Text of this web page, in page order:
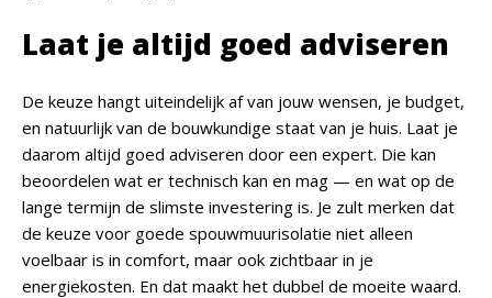
Laat je altijd goed adviseren
De keuze hangt uiteindelijk af van jouw wensen, je budget,
en natuurlijk van de bouwkundige staat van je huis. Laat je
daarom altijd goed adviseren door een expert. Die kan
beoordelen wat er technisch kan en mag — en wat op de
lange termijn de slimste investering is. Je zult merken dat
de keuze voor goede spouwmuurisolatie niet alleen
voelbaar is in comfort, maar ook zichtbaar in je
energiekosten. En dat maakt het dubbel de moeite waard.